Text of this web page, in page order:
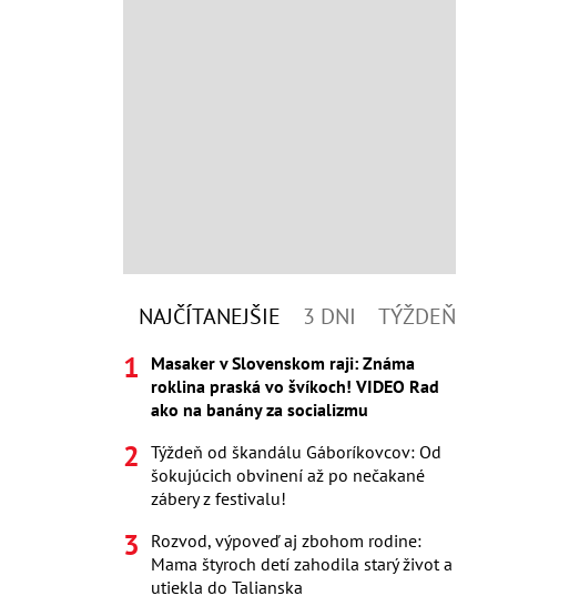
NAJČÍTANEJŠIE 3 DNI TÝŽDEŇ
Masaker v Slovenskom raji: Známa
roklina praská vo švíkoch! VIDEO Rad
ako na banány za socializmu
Týždeň od škandálu Gáboríkovcov: Od
šokujúcich obvinení až po nečakané
zábery z festivalu!
Rozvod, výpoveď aj zbohom rodine:
Mama štyroch detí zahodila starý život a
utiekla do Talianska